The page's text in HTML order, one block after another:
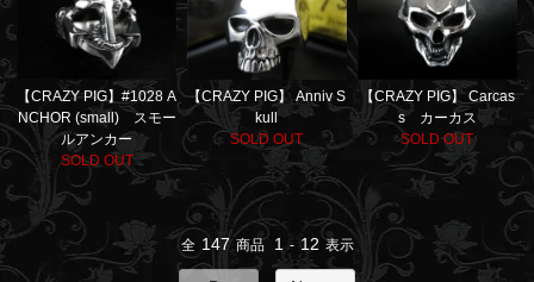
【CRAZY PIG】#1028 A
NCHOR (small) スモー
ルアンカー
SOLD OUT
【CRAZY PIG】 Anniv S
kull
SOLD OUT
【CRAZY PIG】 Carcas
s カーカス
SOLD OUT
全 147 商品 1 - 12 表示